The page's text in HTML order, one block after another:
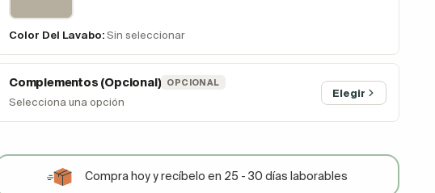
Color Del Lavabo: Sin seleccionar
Complementos (Opcional) OPCIONAL
Selecciona una opción
Elegir
Compra hoy y recíbelo en 25 - 30 días laborables